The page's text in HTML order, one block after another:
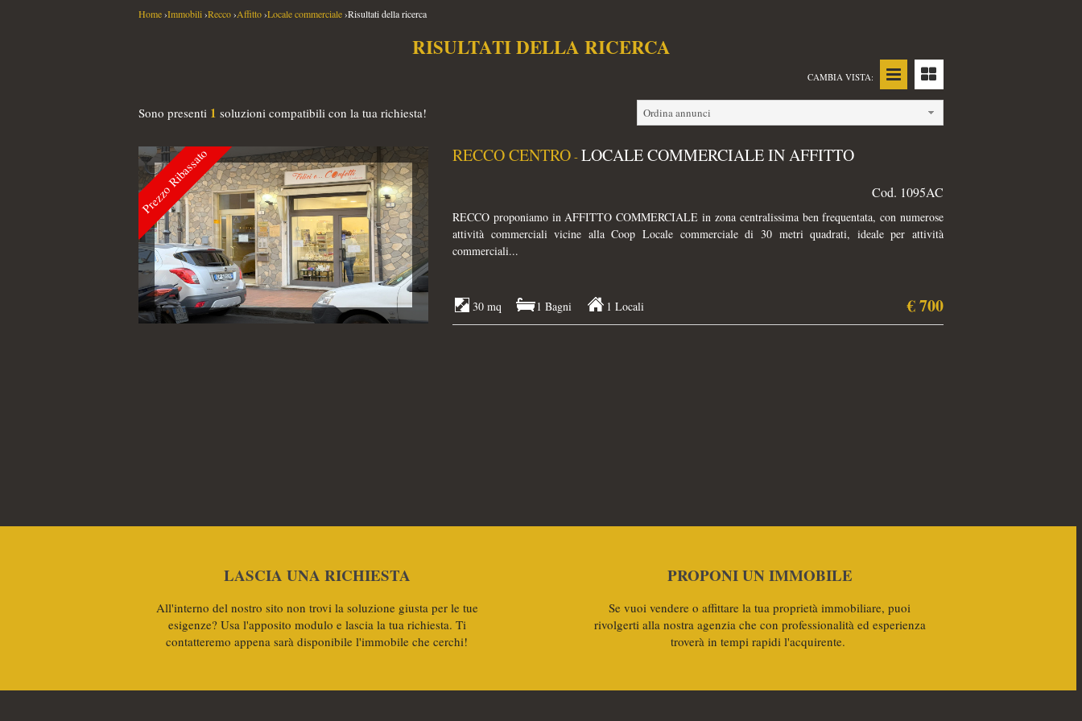
Home›Immobili›Recco›Affitto›Locale commerciale›Risultati della ricerca
RISULTATI DELLA RICERCA
CAMBIA VISTA:
Sono presenti 1 soluzioni compatibili con la tua richiesta! Ordina annunci
Prezzo Ribassato RECCO CENTRO - LOCALE COMMERCIALE IN AFFITTO
Cod. 1095AC
RECCO proponiamo in AFFITTO COMMERCIALE in zona centralissima ben frequentata, con numerose
attività commerciali vicine alla Coop Locale commerciale di 30 metri quadrati, ideale per attività
commerciali...
30 mq 1 Bagni 1 Locali € 700
LASCIA UNA RICHIESTA
All'interno del nostro sito non trovi la soluzione giusta per le tue
esigenze? Usa l'apposito modulo e lascia la tua richiesta. Ti
contatteremo appena sarà disponibile l'immobile che cerchi!
PROPONI UN IMMOBILE
Se vuoi vendere o affittare la tua proprietà immobiliare, puoi
rivolgerti alla nostra agenzia che con professionalità ed esperienza
troverà in tempi rapidi l'acquirente.